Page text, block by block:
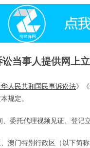
当事人提供网上
人民共和国民事诉讼法》
规定。
委托代理视频见证、登记立
澳门特别行政区（以下简